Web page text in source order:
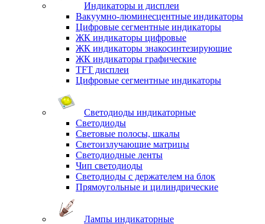
Индикаторы и дисплеи
Вакуумно-люминесцентные индикаторы
Цифровые сегментные индикаторы
ЖК индикаторы цифровые
ЖК индикаторы знакосинтезирующие
ЖК индикаторы графические
TFT дисплеи
Цифровые сегментные индикаторы
Светодиоды индикаторные
Светодиоды
Световые полосы, шкалы
Светоизлучающие матрицы
Светодиодные ленты
Чип светодиоды
Светодиоды с держателем на блок
Прямоугольные и цилиндрические
Лампы индикаторные